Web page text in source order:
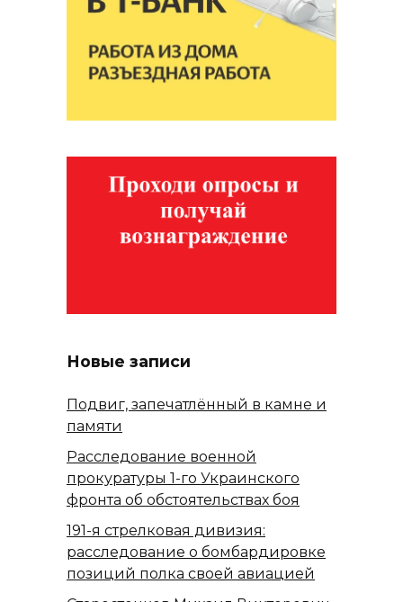
Новые записи
Подвиг, запечатлённый в камне и
памяти
Расследование военной
прокуратуры 1-го Украинского
фронта об обстоятельствах боя
191-я стрелковая дивизия:
расследование о бомбардировке
позиций полка своей авиацией